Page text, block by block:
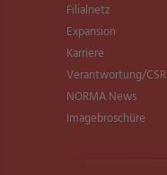
Filialnetz
Expansion
Karriere
Verantwortung/CSR
NORMA News
Imagebroschüre